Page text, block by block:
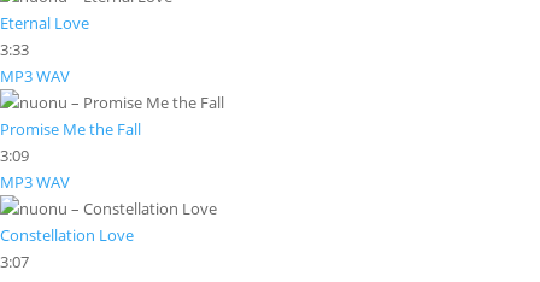
Eternal Love
3:33
MP3WAV
Promise Me the Fall
3:09
MP3WAV
Constellation Love
3:07